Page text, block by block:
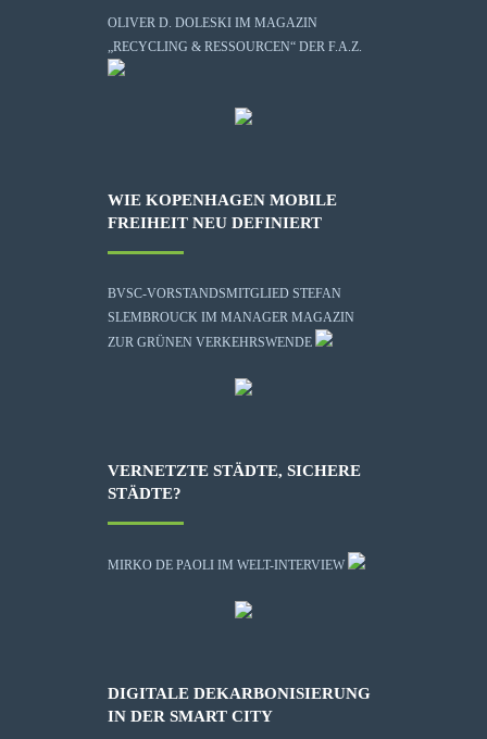
OLIVER D. DOLESKI IM MAGAZIN
„RECYCLING & RESSOURCEN“ DER F.A.Z.
WIE KOPENHAGEN MOBILE
FREIHEIT NEU DEFINIERT
BVSC-VORSTANDSMITGLIED STEFAN
SLEMBROUCK IM MANAGER MAGAZIN
ZUR GRÜNEN VERKEHRSWENDE
VERNETZTE STÄDTE, SICHERE
STÄDTE?
MIRKO DE PAOLI IM WELT-INTERVIEW
DIGITALE DEKARBONISIERUNG
IN DER SMART CITY